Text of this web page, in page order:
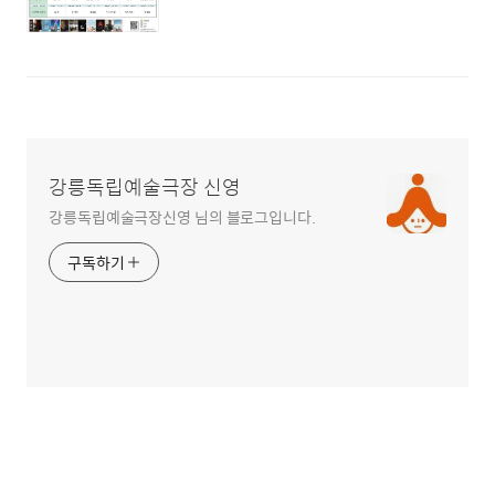
강릉독립예술극장 신영
강릉독립예술극장신영 님의 블로그입니다.
구독하기